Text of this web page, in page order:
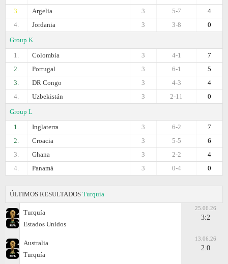
3.
Argelia 4
5-7
3
4.
Jordania 0
3-8
3
Group K
1.
Colombia 7
4-1
3
2.
Portugal 5
6-1
3
3.
DR Congo 4
4-3
3
4.
Uzbekistán 0
2-11
3
Group L
1.
Inglaterra 7
6-2
3
2.
Croacia 6
5-5
3
3.
Ghana 4
2-2
3
4.
Panamá 0
0-4
3
ÚLTIMOS RESULTADOS Turquía
Turquía
Estados Unidos
25.06.26
3:2
Australia
Turquía
13.06.26
2:0